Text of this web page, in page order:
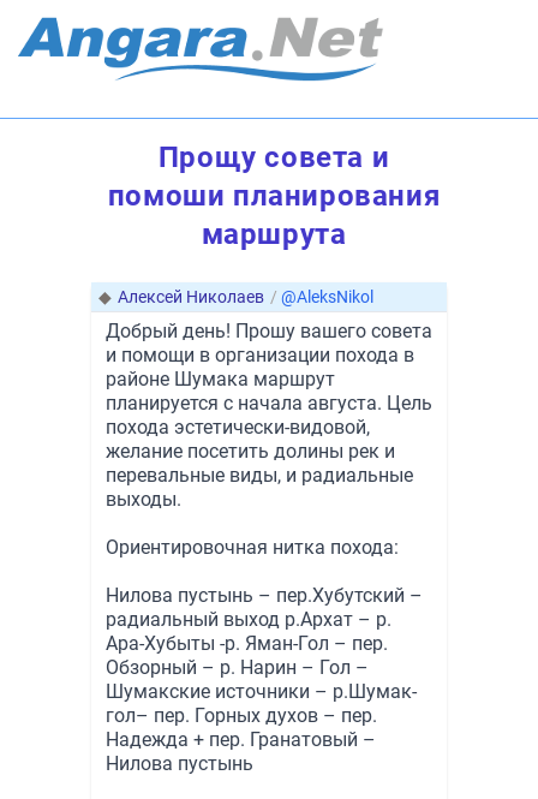
Прощу совета и
помоши планирования
маршрута
◆ Алексей Николаев / @AleksNikol
Добрый день! Прошу вашего совета
и помощи в организации похода в
районе Шумака маршрут
планируется с начала августа. Цель
похода эстетически-видовой,
желание посетить долины рек и
перевальные виды, и радиальные
выходы.
Ориентировочная нитка похода:
Нилова пустынь – пер.Хубутский –
радиальный выход р.Архат – р.
Ара-Хубыты -р. Яман-Гол – пер.
Обзорный – р. Нарин – Гол –
Шумакские источники – р.Шумак-
гол– пер. Горных духов – пер.
Надежда + пер. Гранатовый –
Нилова пустынь